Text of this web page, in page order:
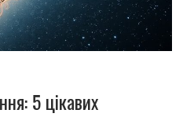
5 цікавих